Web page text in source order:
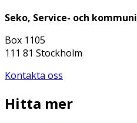
Seko, Service- och
Box 1105
111 81 Stockholm
Kontakta oss
Hitta mer